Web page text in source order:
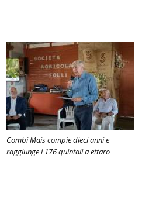
Combi Mais compie dieci anni e
raggiunge i 176 quintali a ettaro